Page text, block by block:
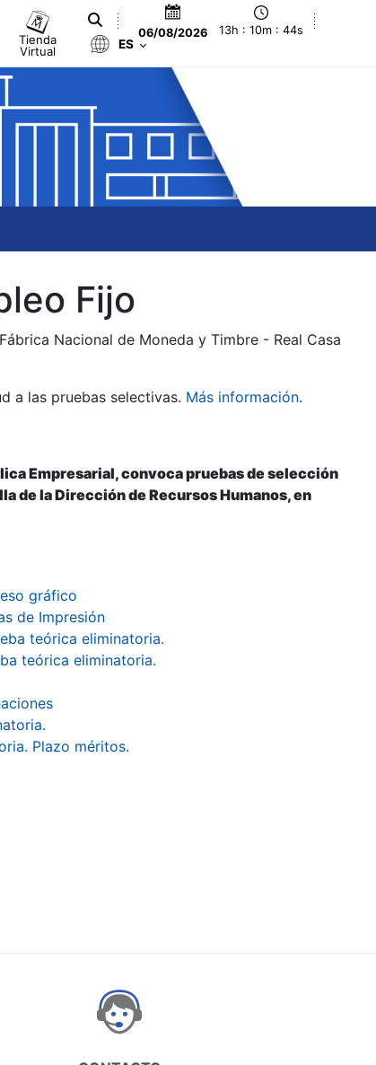
Tienda
Virtual
06/08/2026 13h : 10m : 45s
ES
Fijo
Nacional de Moneda y Timbre - Real Casa
a las pruebas selectivas. Más información.
Empresarial, convoca pruebas de selección
de la Dirección de Recursos Humanos, en
gráfico
de Impresión
teórica eliminatoria.
teórica eliminatoria.
Plazo méritos.